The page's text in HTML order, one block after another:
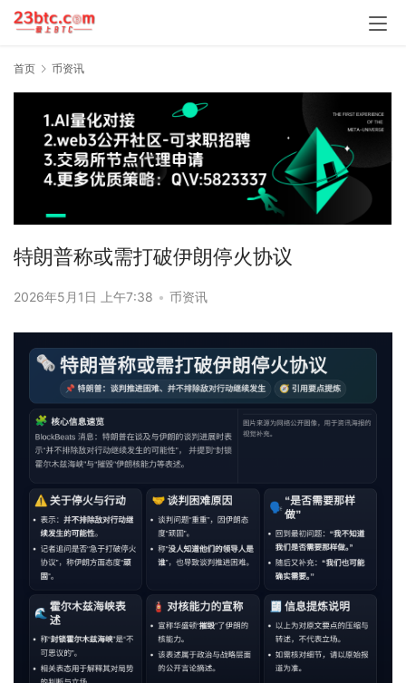
首页 币资讯
特朗普称或需打破伊朗停火协议
2026年5月1日 上午7:38 • 币资讯